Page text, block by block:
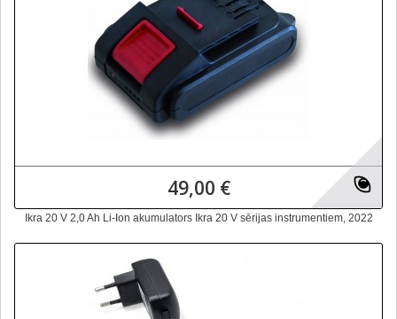
49,00 €
Ikra 20 V 2,0 Ah Li-Ion akumulators Ikra 20 V sērijas instrumentiem, 2022